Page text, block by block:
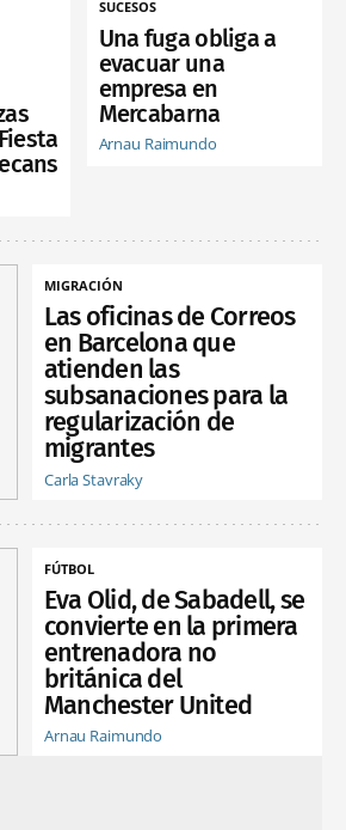
SUCESOS
Una fuga obliga a
evacuar una
empresa en
Mercabarna
Arnau Raimundo
MIGRACIÓN
Las oficinas de Correos
en Barcelona que
atienden las
subsanaciones para la
regularización de
migrantes
Carla Stavraky
FÚTBOL
Eva Olid, de Sabadell, se
convierte en la primera
entrenadora no
británica del
Manchester United
Arnau Raimundo